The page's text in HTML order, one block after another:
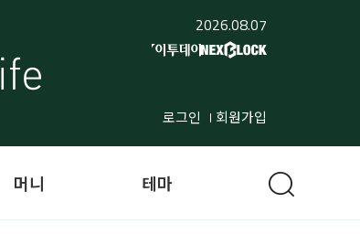
2026.08.07
로그인 회원가입
머니 테마